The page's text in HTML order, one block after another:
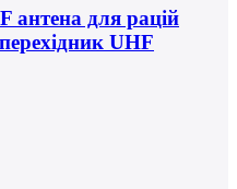
антена для рацій
UHF